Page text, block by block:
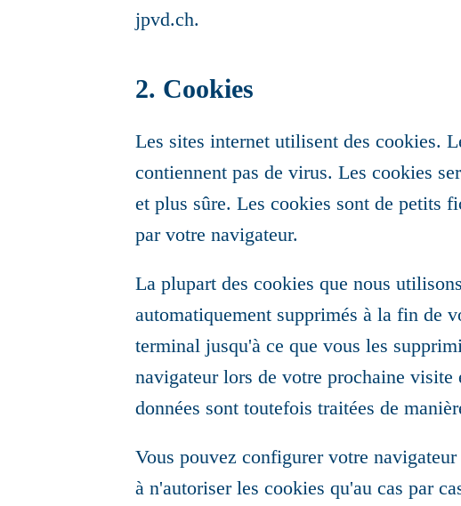
jpvd.ch.
2. Cookies
Les sites internet utilisent des cookies.
contiennent pas de virus. Les cookies
et plus sûre. Les cookies sont de petits
par votre navigateur.
La plupart des cookies que nous
automatiquement supprimés à la fin de
terminal jusqu'à ce que vous les
navigateur lors de votre prochaine
données sont toutefois traitées de
Vous pouvez configurer votre
à n'autoriser les cookies qu'au cas par